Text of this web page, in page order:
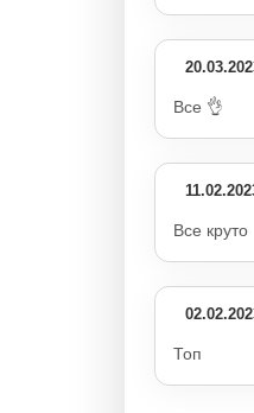
Все 👌
Все круто
Топ